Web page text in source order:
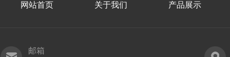
网站首页 关于我们 产品展示
邮箱